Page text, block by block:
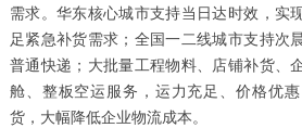
需求。华东核心城市支持当日达时效，实
足紧急补货需求；全国一二线城市支持次
普通快递；大批量工程物料、店铺补货、
舱、整板空运服务，运力充足、价格优
货，大幅降低企业物流成本。